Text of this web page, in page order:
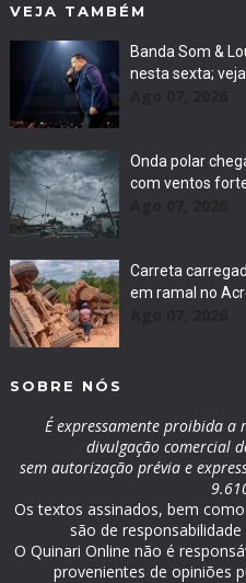
VEJA TAMBÉM
Banda Som &
nesta sexta;
Onda polar
com ventos
Carreta
em ramal no
SOBRE NÓS
É expressamente proibida
divulgação comercial
sem autorização prévia e
Os textos assinados, bem
são de
O Quinari Online não é
provenientes de opiniões